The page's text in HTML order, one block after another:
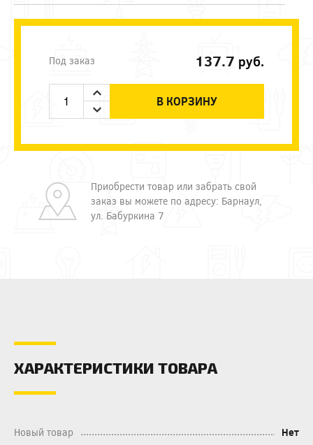
Под заказ 137.7 руб.
В КОРЗИНУ
Приобрести товар или забрать свой
заказ вы можете по адресу: Барнаул,
ул. Бабуркина 7
ХАРАКТЕРИСТИКИ ТОВАРА
Новый товар Нет